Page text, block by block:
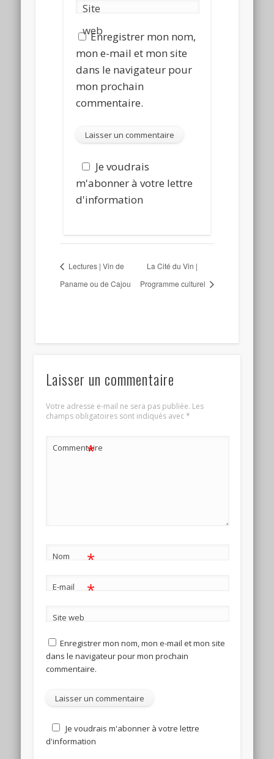
Site
web
Enregistrer mon nom,
mon e-mail et mon site
dans le navigateur pour
mon prochain
commentaire.
Je voudrais
m'abonner à votre lettre
d'information
Lectures | Vin de
Paname ou de Cajou
La Cité du Vin |
Programme culturel
Laisser un commentaire
Votre adresse e-mail ne sera pas publiée. Les
champs obligatoires sont indiqués avec*
Commentaire
*
Nom *
E-mail *
Site web
Enregistrer mon nom, mon e-mail et mon site
dans le navigateur pour mon prochain
commentaire.
Je voudrais m'abonner à votre lettre
d'information